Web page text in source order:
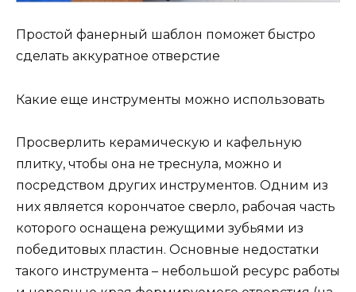
Простой фанерный шаблон поможет быстро
сделать аккуратное отверстие
Какие еще инструменты можно использовать
Просверлить керамическую и кафельную
плитку, чтобы она не треснула, можно и
посредством других инструментов. Одним из
них является корончатое сверло, рабочая часть
которого оснащена режущими зубьями из
победитовых пластин. Основные недостатки
такого инструмента – небольшой ресурс работы